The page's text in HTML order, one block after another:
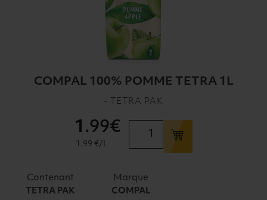
COMPAL 100% POMME TETRA 1L
- TETRA PAK
COMPAL
POMME
1 .99€
1.99 €/L
Contenant
TETRA PAK
Marque
COMPAL